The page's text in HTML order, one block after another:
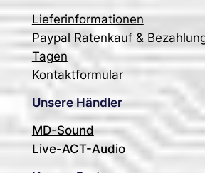
Lieferinformationen
Paypal Ratenkauf &
Tagen
Kontaktformular
Unsere Händler
MD-Sound
Live-ACT-Audio